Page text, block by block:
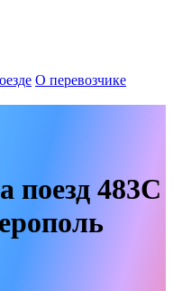
О перевозчике
поезд 483С